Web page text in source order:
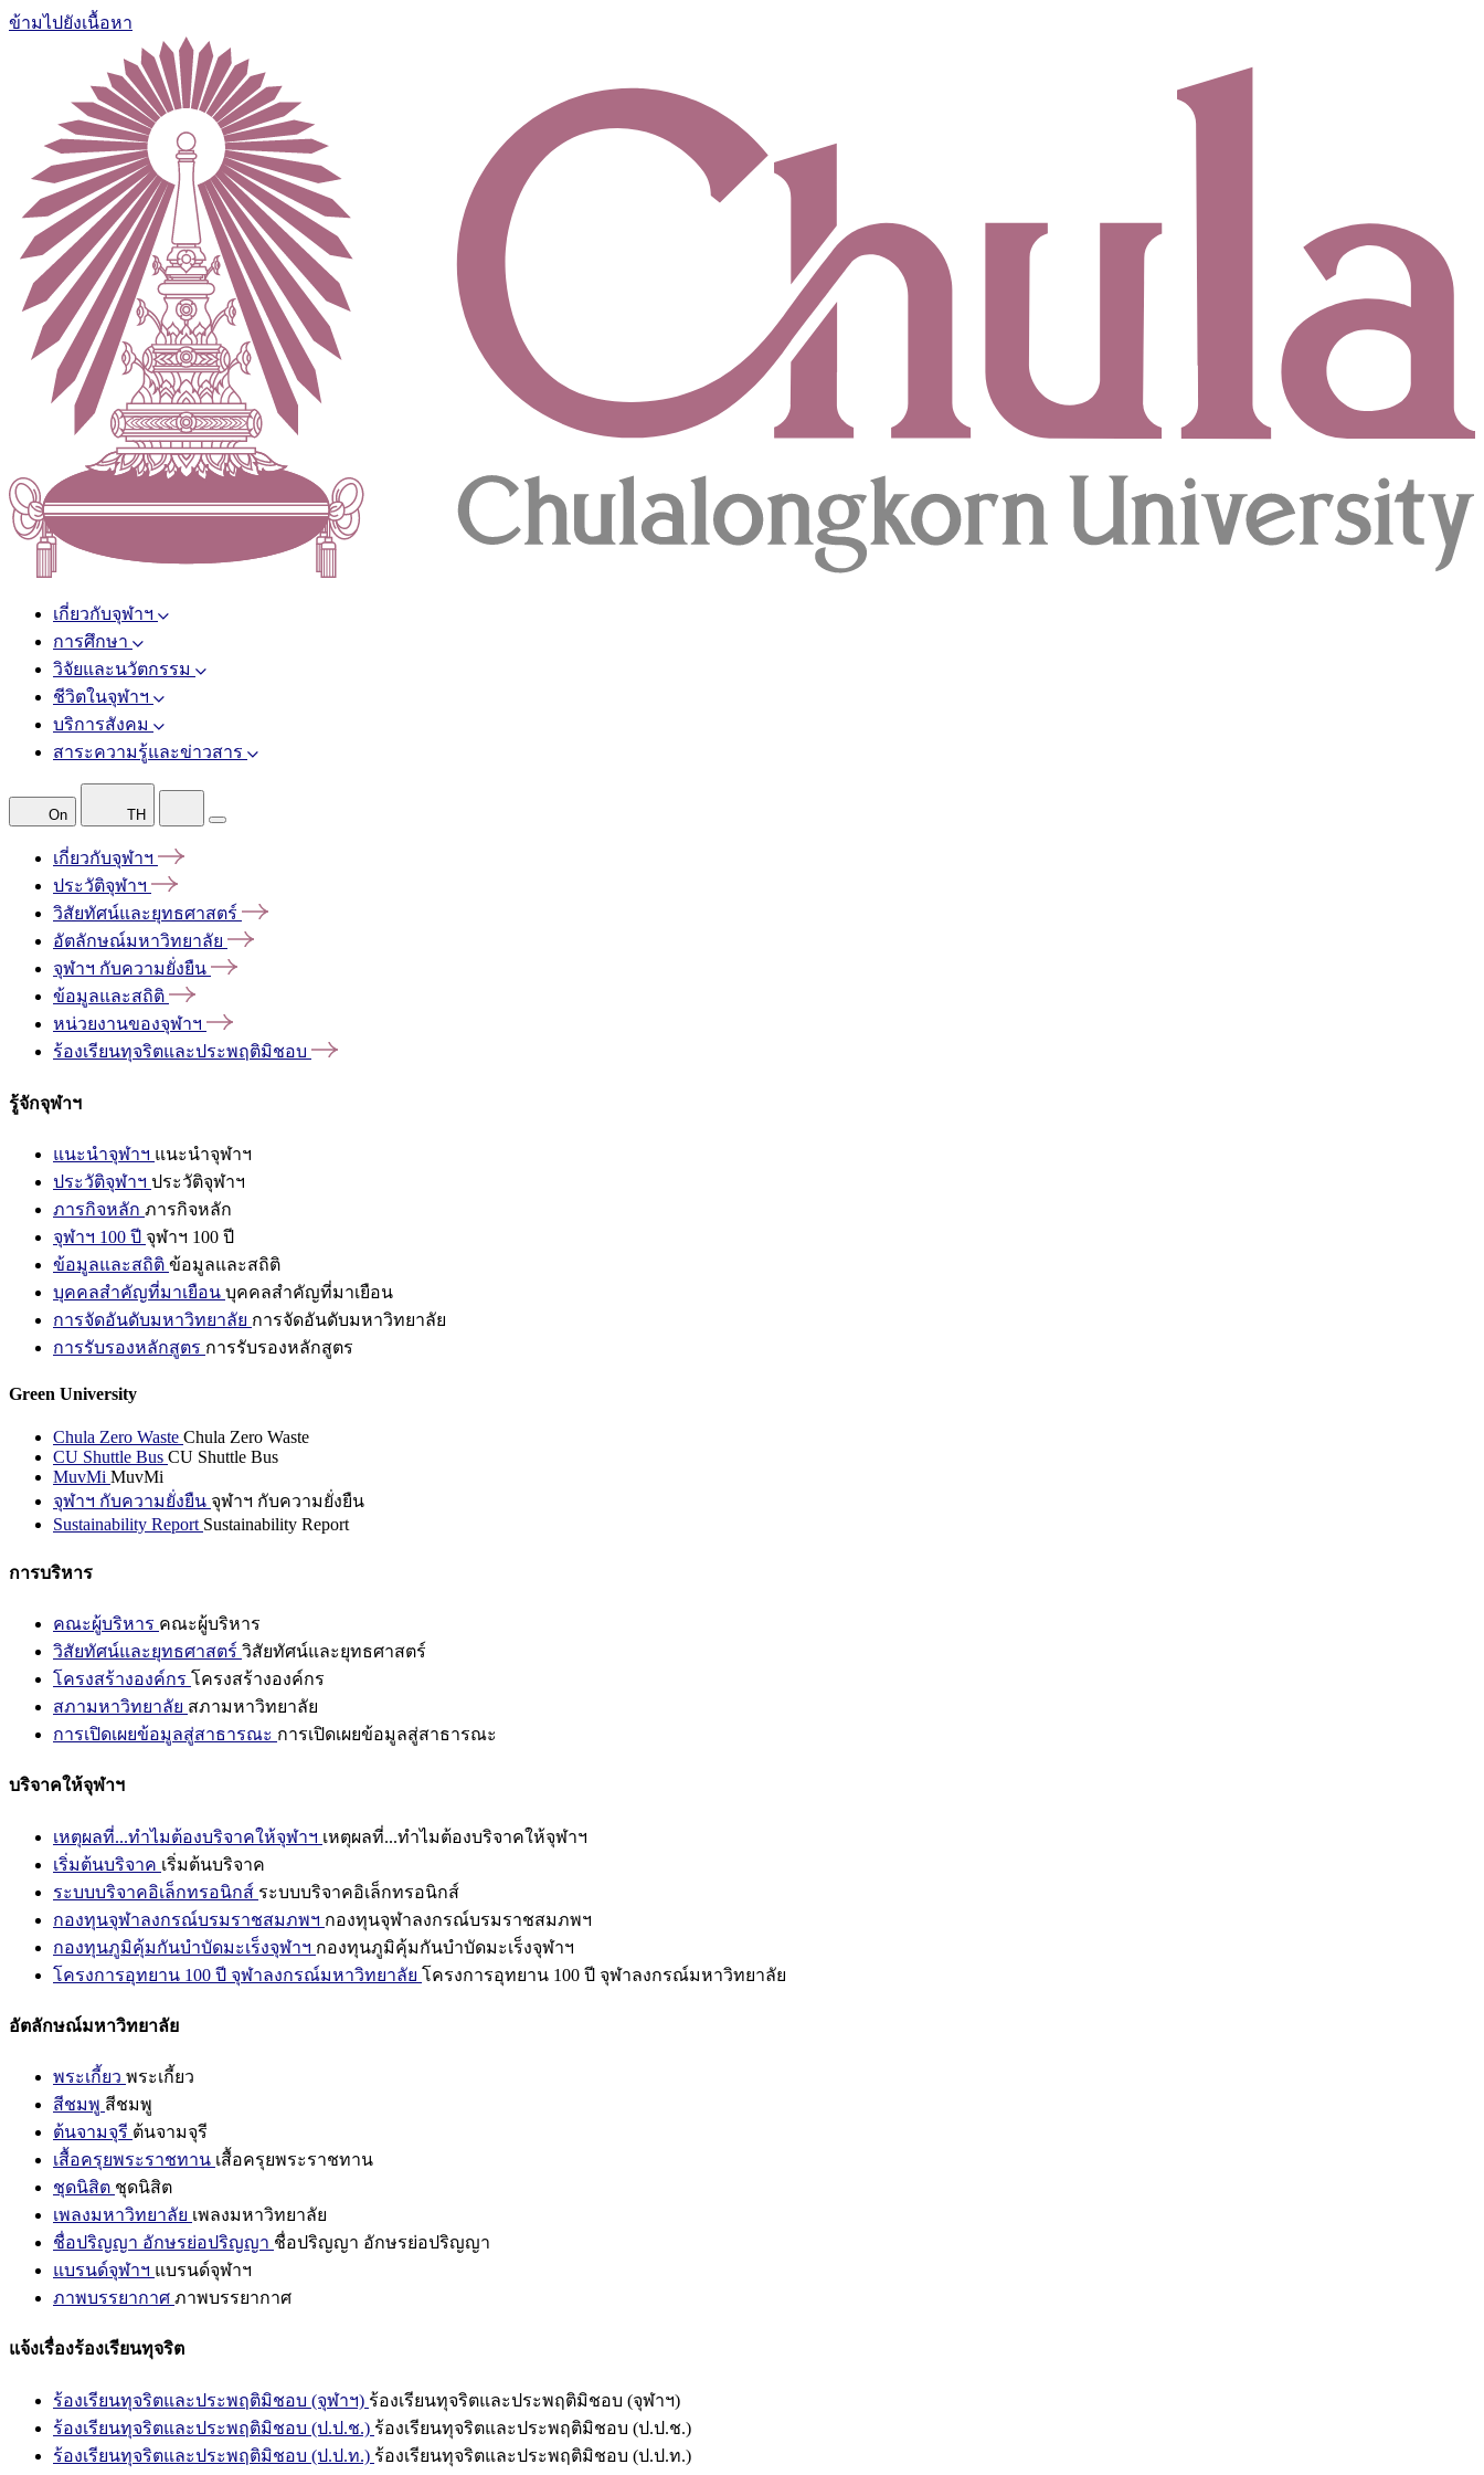
ข้ามไปยังเนื้อหา
เกี่ยวกับจุฬาฯ
การศึกษา
วิจัยและนวัตกรรม
ชีวิตในจุฬาฯ
บริการสังคม
สาระความรู้และข่าวสาร
On TH
เกี่ยวกับจุฬาฯ
ประวัติจุฬาฯ
วิสัยทัศน์และยุทธศาสตร์
อัตลักษณ์มหาวิทยาลัย
จุฬาฯ กับความยั่งยืน
ข้อมูลและสถิติ
หน่วยงานของจุฬาฯ
ร้องเรียนทุจริตและประพฤติมิชอบ
รู้จักจุฬาฯ
แนะนำจุฬาฯ แนะนำจุฬาฯ
ประวัติจุฬาฯ ประวัติจุฬาฯ
ภารกิจหลัก ภารกิจหลัก
จุฬาฯ 100 ปี จุฬาฯ 100 ปี
ข้อมูลและสถิติ ข้อมูลและสถิติ
บุคคลสำคัญที่มาเยือน บุคคลสำคัญที่มาเยือน
การจัดอันดับมหาวิทยาลัย การจัดอันดับมหาวิทยาลัย
การรับรองหลักสูตร การรับรองหลักสูตร
Green University
Chula Zero Waste Chula Zero Waste
CU Shuttle Bus CU Shuttle Bus
MuvMi MuvMi
จุฬาฯ กับความยั่งยืน จุฬาฯ กับความยั่งยืน
Sustainability Report Sustainability Report
การบริหาร
คณะผู้บริหาร คณะผู้บริหาร
วิสัยทัศน์และยุทธศาสตร์ วิสัยทัศน์และยุทธศาสตร์
โครงสร้างองค์กร โครงสร้างองค์กร
สภามหาวิทยาลัย สภามหาวิทยาลัย
การเปิดเผยข้อมูลสู่สาธารณะ การเปิดเผยข้อมูลสู่สาธารณะ
บริจาคให้จุฬาฯ
เหตุผลที่...ทำไมต้องบริจาคให้จุฬาฯ เหตุผลที่...ทำไมต้องบริจาคให้จุฬาฯ
เริ่มต้นบริจาค เริ่มต้นบริจาค
ระบบบริจาคอิเล็กทรอนิกส์ ระบบบริจาคอิเล็กทรอนิกส์
กองทุนจุฬาลงกรณ์บรมราชสมภพฯ กองทุนจุฬาลงกรณ์บรมราชสมภพฯ
กองทุนภูมิคุ้มกันบำบัดมะเร็งจุฬาฯ กองทุนภูมิคุ้มกันบำบัดมะเร็งจุฬาฯ
โครงการอุทยาน 100 ปี จุฬาลงกรณ์มหาวิทยาลัย โครงการอุทยาน 100 ปี จุฬาลงกรณ์มหาวิทยาลัย
อัตลักษณ์มหาวิทยาลัย
พระเกี้ยว พระเกี้ยว
สีชมพู สีชมพู
ต้นจามจุรี ต้นจามจุรี
เสื้อครุยพระราชทาน เสื้อครุยพระราชทาน
ชุดนิสิต ชุดนิสิต
เพลงมหาวิทยาลัย เพลงมหาวิทยาลัย
ชื่อปริญญา อักษรย่อปริญญา ชื่อปริญญา อักษรย่อปริญญา
แบรนด์จุฬาฯ แบรนด์จุฬาฯ
ภาพบรรยากาศ ภาพบรรยากาศ
แจ้งเรื่องร้องเรียนทุจริต
ร้องเรียนทุจริตและประพฤติมิชอบ (จุฬาฯ) ร้องเรียนทุจริตและประพฤติมิชอบ (จุฬาฯ)
ร้องเรียนทุจริตและประพฤติมิชอบ (ป.ป.ช.) ร้องเรียนทุจริตและประพฤติมิชอบ (ป.ป.ช.)
ร้องเรียนทุจริตและประพฤติมิชอบ (ป.ป.ท.) ร้องเรียนทุจริตและประพฤติมิชอบ (ป.ป.ท.)